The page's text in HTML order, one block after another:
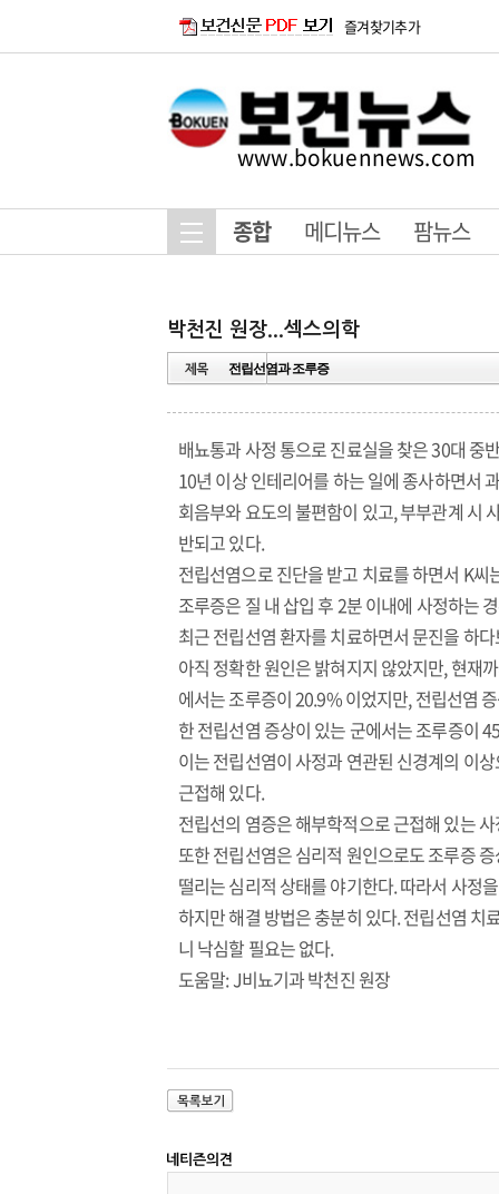
즐겨찾기추가
www.bokuennews.com
종합 메디뉴스 팜뉴스
전립선염과 조루증
배뇨통과 사정 통으로 진료실을 찾은 30대 중
10년 이상 인테리어를 하는 일에 종사하면서
회음부와 요도의 불편함이 있고, 부부관계 시
반되고 있다.
전립선염으로 진단을 받고 치료를 하면서 K씨
조루증은 질 내 삽입 후 2분 이내에 사정하는
최근 전립선염 환자를 치료하면서 문진을 하
아직 정확한 원인은 밝혀지지 않았지만, 현재
에서는 조루증이 20.9% 이었지만, 전립선염
한 전립선염 증상이 있는 군에서는 조루증이
이는 전립선염이 사정과 연관된 신경계의 이
근접해 있다.
전립선의 염증은 해부학적으로 근접해 있는
또한 전립선염은 심리적 원인으로도 조루증
떨리는 심리적 상태를 야기한다. 따라서 사정
하지만 해결 방법은 충분히 있다. 전립선염 치
니 낙심할 필요는 없다.
도움말: J비뇨기과 박천진 원장